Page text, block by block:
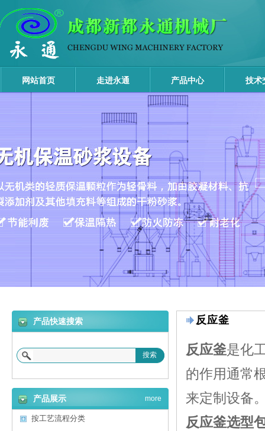
网站首页 走进永通 产品中心 技术
反应釜
反应釜是化
的作用通常
来定制设备
反应釜选型
产品快速搜索
搜索
产品展示
按工艺流程分类
more